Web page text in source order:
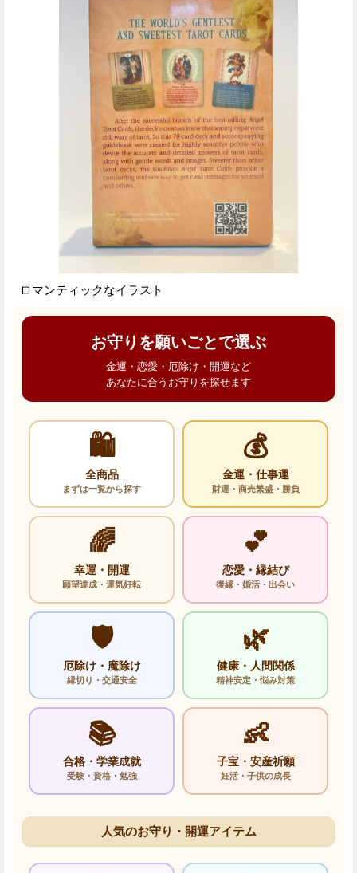
ロマンティックなイラスト
お守りを願いごとで選ぶ
金運・恋愛・厄除け・開運など
あなたに合うお守りを探せます
🛍️
全商品
まずは一覧から探す
💰
金運・仕事運
財運・商売繁盛・勝負
🌈
幸運・開運
願望達成・運気好転
💕
恋愛・縁結び
復縁・婚活・出会い
🛡️
厄除け・魔除け
縁切り・交通安全
🌿
健康・人間関係
精神安定・悩み対策
📚
合格・学業成就
受験・資格・勉強
👶
子宝・安産祈願
妊活・子供の成長
人気のお守り・開運アイテム